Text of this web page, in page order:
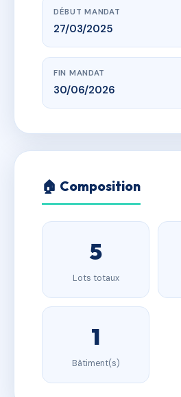
DÉBUT MANDAT
27/03/2025
FIN MANDAT
30/06/2026
🏠 Composition
5
Lots totaux
1
Bâtiment(s)